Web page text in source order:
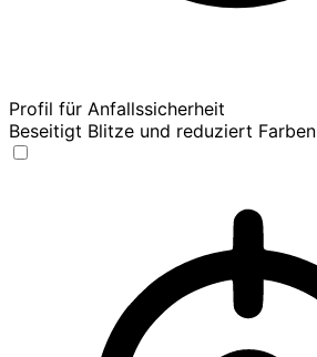
Profil für Anfallssicherheit
Beseitigt Blitze und reduziert Farben